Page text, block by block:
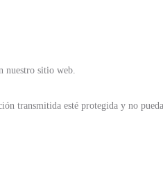
nuestro sitio web.
transmitida esté protegida y no